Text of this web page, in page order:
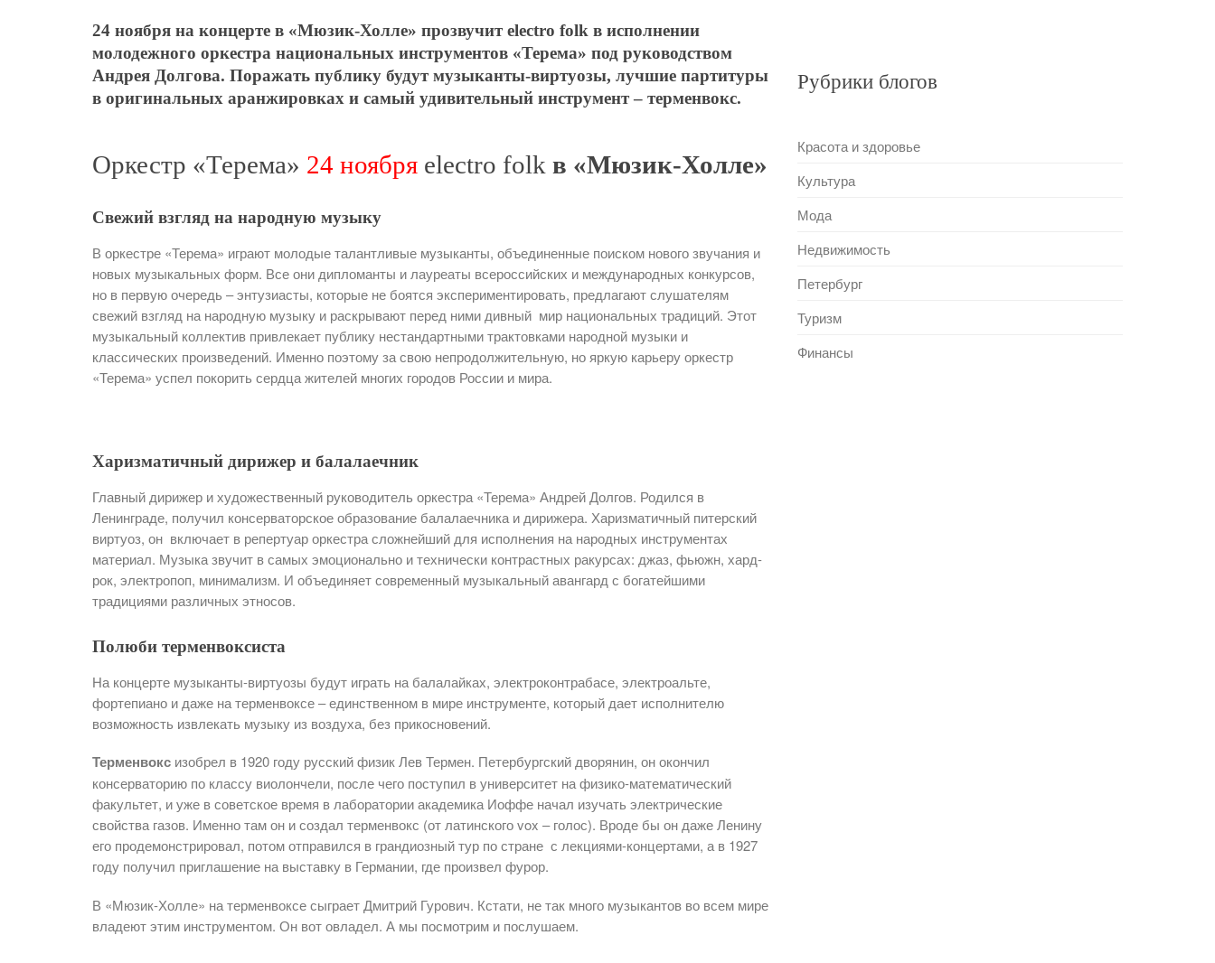
24 ноября на концерте в «Мюзик-Холле» прозвучит electro folk в исполнении
молодежного оркестра национальных инструментов «Терема» под руководством
Андрея Долгова. Поражать публику будут музыканты-виртуозы, лучшие партитуры
в оригинальных аранжировках и самый удивительный инструмент – терменвокс.
Оркестр «Терема» 24 ноября electro folk в «Мюзик-Холле»
Свежий взгляд на народную музыку
В оркестре «Терема» играют молодые талантливые музыканты, объединенные поиском нового звучания и
новых музыкальных форм. Все они дипломанты и лауреаты всероссийских и международных конкурсов,
но в первую очередь – энтузиасты, которые не боятся экспериментировать, предлагают слушателям
свежий взгляд на народную музыку и раскрывают перед ними дивный мир национальных традиций. Этот
музыкальный коллектив привлекает публику нестандартными трактовками народной музыки и
классических произведений. Именно поэтому за свою непродолжительную, но яркую карьеру оркестр
«Терема» успел покорить сердца жителей многих городов России и мира.
Харизматичный дирижер и балалаечник
Главный дирижер и художественный руководитель оркестра «Терема» Андрей Долгов. Родился в
Ленинграде, получил консерваторское образование балалаечника и дирижера. Харизматичный питерский
виртуоз, он включает в репертуар оркестра сложнейший для исполнения на народных инструментах
материал. Музыка звучит в самых эмоционально и технически контрастных ракурсах: джаз, фьюжн, хард-
рок, электропоп, минимализм. И объединяет современный музыкальный авангард с богатейшими
традициями различных этносов.
Полюби терменвоксиста
На концерте музыканты-виртуозы будут играть на балалайках, электроконтрабасе, электроальте,
фортепиано и даже на терменвоксе – единственном в мире инструменте, который дает исполнителю
возможность извлекать музыку из воздуха, без прикосновений.
Терменвокс изобрел в 1920 году русский физик Лев Термен. Петербургский дворянин, он окончил
консерваторию по классу виолончели, после чего поступил в университет на физико-математический
факультет, и уже в советское время в лаборатории академика Иоффе начал изучать электрические
свойства газов. Именно там он и создал терменвокс (от латинского vox – голос). Вроде бы он даже Ленину
его продемонстрировал, потом отправился в грандиозный тур по стране с лекциями-концертами, а в 1927
году получил приглашение на выставку в Германии, где произвел фурор.
В «Мюзик-Холле» на терменвоксе сыграет Дмитрий Гурович. Кстати, не так много музыкантов во всем мире
владеют этим инструментом. Он вот овладел. А мы посмотрим и послушаем.
Рубрики блогов
Красота и здоровье
Культура
Мода
Недвижимость
Петербург
Туризм
Финансы